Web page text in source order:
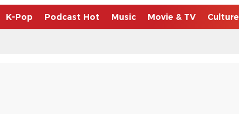
K-Pop Podcast Hot Music Movie & TV Culture